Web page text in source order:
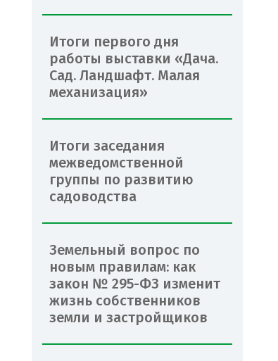
Итоги первого дня
работы выставки «Дача.
Сад. Ландшафт. Малая
механизация»
Итоги заседания
межведомственной
группы по развитию
садоводства
Земельный вопрос по
новым правилам: как
закон № 295-ФЗ изменит
жизнь собственников
земли и застройщиков